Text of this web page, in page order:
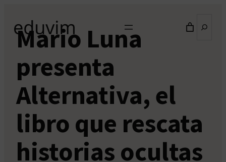
contenido
Mario Luna
presenta
Alternativa, el
libro que rescata
historias ocultas